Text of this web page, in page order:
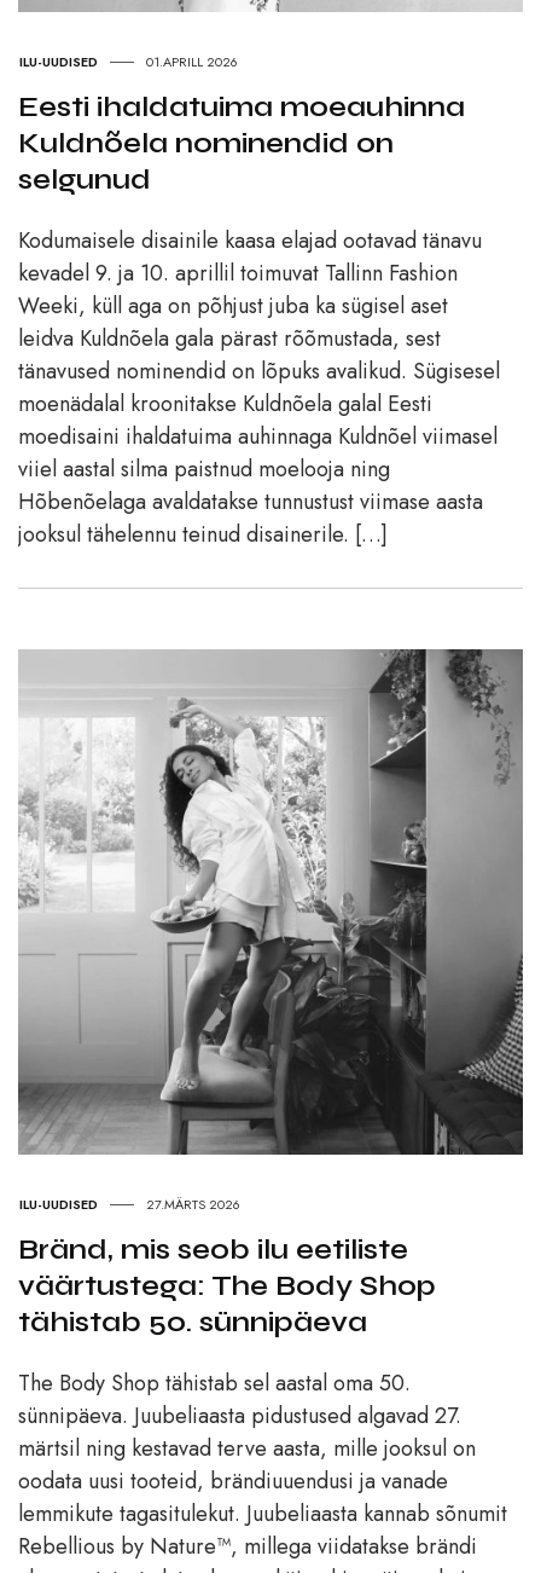
ILU-UUDISED 01.APRILL 2026
Eesti ihaldatuima moeauhinna
Kuldnõela nominendid on
selgunud
Kodumaisele disainile kaasa elajad ootavad tänavu
kevadel 9. ja 10. aprillil toimuvat Tallinn Fashion
Weeki, küll aga on põhjust juba ka sügisel aset
leidva Kuldnõela gala pärast rõõmustada, sest
tänavused nominendid on lõpuks avalikud. Sügisesel
moenädalal kroonitakse Kuldnõela galal Eesti
moedisaini ihaldatuima auhinnaga Kuldnõel viimasel
viiel aastal silma paistnud moelooja ning
Hõbenõelaga avaldatakse tunnustust viimase aasta
jooksul tähelennu teinud disainerile. […]
ILU-UUDISED 27.MÄRTS 2026
Bränd, mis seob ilu eetiliste
väärtustega: The Body Shop
tähistab 50. sünnipäeva
The Body Shop tähistab sel aastal oma 50.
sünnipäeva. Juubeliaasta pidustused algavad 27.
märtsil ning kestavad terve aasta, mille jooksul on
oodata uusi tooteid, brändiuuendusi ja vanade
lemmikute tagasitulekut. Juubeliaasta kannab sõnumit
Rebellious by Nature™, millega viidatakse brändi